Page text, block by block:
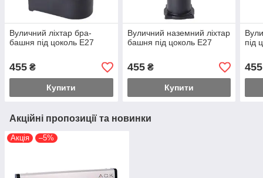
Вуличний ліхтар бра-
башня під цоколь Е27
455 ₴
Купити
Вуличний наземний ліхтар
башня під цоколь Е27
455₴
Купити
під
455
Акційні пропозиції та новинки
Акція –5%